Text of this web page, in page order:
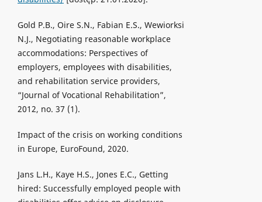
Gold P.B., Oire S.N., Fabian E.S., Wewiorksi
N.J., Negotiating reasonable workplace
accommodations: Perspectives of
employers, employees with disabilities,
and rehabilitation service providers,
“Journal of Vocational Rehabilitation”,
2012, no. 37 (1).
Impact of the crisis on working conditions
in Europe, EuroFound, 2020.
Jans L.H., Kaye H.S., Jones E.C., Getting
hired: Successfully employed people with